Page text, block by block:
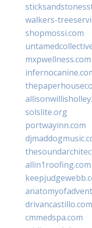
walkers-
shopmossi.com
mxpwellness.com
solslite.org
portwayinn.com
allin1roofing.com
drivancastillo.com
cmmedspa.com